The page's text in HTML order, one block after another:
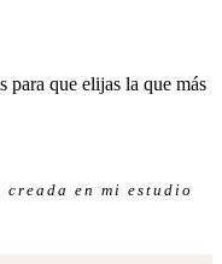
para que elijas la que más
en mi estudio